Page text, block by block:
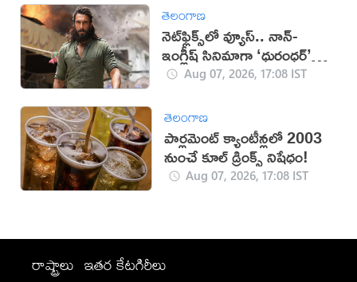
తెలంగాణ
నెట్‌ఫ్లిక్స్‌లో వ్యూస్.. నాన్-
ఇంగ్లీష్ సినిమాగా ‘ధురంధర్’
రికార్డుAug 07, 2026, 17:08 IST
తెలంగాణ
పార్లమెంట్ క్యాంటీన్లలో 2003
నుంచే కూల్ డ్రింక్స్ నిషేధం!
Aug 07, 2026, 17:08 IST
రాష్ట్రాలు ఇతర కేటగిరీలు